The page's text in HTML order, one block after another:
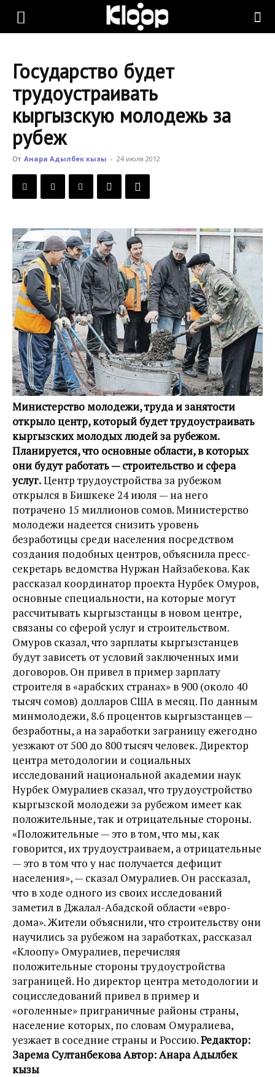
KLOOP.KG
Новости
Кыргызстана
Государство будет
трудоустраивать
кыргызскую молодежь за
рубеж
От Анара Адылбек кызы - 24 июля 2012
Министерство молодежи, труда и занятости
открыло центр, который будет трудоустраивать
кыргызских молодых людей за рубежом.
Планируется, что основные области, в которых
они будут работать — строительство и сфера
услуг.Центр трудоустройства за рубежом
открылся в Бишкеке 24 июля — на него
потрачено 15 миллионов сомов. Министерство
молодежи надеется снизить уровень
безработицы среди населения посредством
создания подобных центров, объяснила пресс-
секретарь ведомства Нуржан Найзабекова. Как
рассказал координатор проекта Нурбек Омуров,
основные специальности, на которые могут
рассчитывать кыргызстанцы в новом центре,
связаны со сферой услуг и строительством.
Омуров сказал, что зарплаты кыргызстанцев
будут зависеть от условий заключенных ими
договоров. Он привел в пример зарплату
строителя в «арабских странах» в 900 (около 40
тысяч сомов) долларов США в месяц. По данным
минмолодежи, 8.6 процентов кыргызстанцев —
безработны, а на заработки заграницу ежегодно
уезжают от 500 до 800 тысяч человек. Директор
центра методологии и социальных
исследований национальной академии наук
Нурбек Омуралиев сказал, что трудоустройство
кыргызской молодежи за рубежом имеет как
положительные, так и отрицательные стороны.
«Положительные — это в том, что мы, как
говорится, их трудоустраиваем, а отрицательные
— это в том что у нас получается дефицит
населения», — сказал Омуралиев. Он рассказал,
что в ходе одного из своих исследований
заметил в Джалал-Абадской области «евро-
дома». Жители объяснили, что строительству они
научились за рубежом на заработках, рассказал
«Клоопу» Омуралиев, перечисляя
положительные стороны трудоустройства
заграницей. Но директор центра методологии и
социсследований привел в пример и
«оголенные» приграничные районы страны,
население которых, по словам Омуралиева,
уезжает в соседние страны и Россию.Редактор:
Зарема Султанбекова Автор: Анара Адылбек
кызы